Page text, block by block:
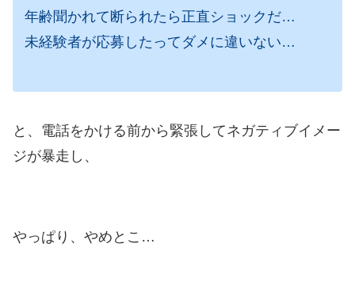
年齢聞かれて断られたら正直ショックだ…
未経験者が応募したってダメに違いない…
と、電話をかける前から緊張してネガティブイメー
ジが暴走し、
やっぱり、やめとこ…